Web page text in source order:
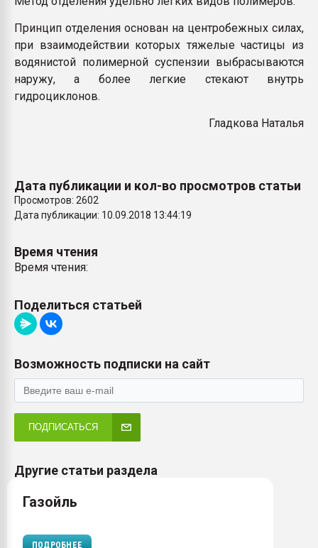
бутылок
ПЕРЕЙТИ НА
Принцип отделения основан на центробежных силах,
при взаимодействии которых тяжелые частицы из
водянистой полимерной суспензии выбрасываются
наружу, а более легкие стекают внутрь
гидроциклонов.
Гладкова Наталья
Дата публикации и кол-во просмотров статьи
Просмотров: 2602
Дата публикации: 10.09.2018 13:44:19
Время чтения
Время чтения:
Поделиться статьей
Возможность подписки на сайт
ПОДПИСАТЬСЯ
Другие статьи раздела
Газойль
ПОДРОБНЕЕ